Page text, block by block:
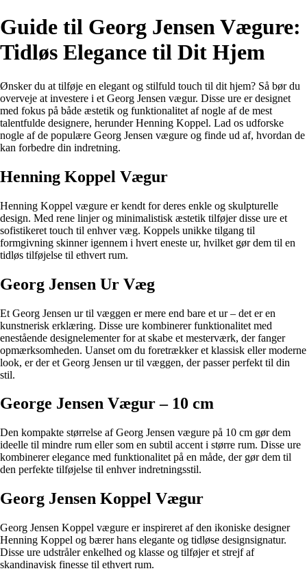
Guide til Georg Jensen Vægure:
Tidløs Elegance til Dit Hjem
Ønsker du at tilføje en elegant og stilfuld touch til dit hjem? Så bør du
overveje at investere i et Georg Jensen vægur. Disse ure er designet
med fokus på både æstetik og funktionalitet af nogle af de mest
talentfulde designere, herunder Henning Koppel. Lad os udforske
nogle af de populære Georg Jensen vægure og finde ud af, hvordan de
kan forbedre din indretning.
Henning Koppel Vægur
Henning Koppel vægure er kendt for deres enkle og skulpturelle
design. Med rene linjer og minimalistisk æstetik tilføjer disse ure et
sofistikeret touch til enhver væg. Koppels unikke tilgang til
formgivning skinner igennem i hvert eneste ur, hvilket gør dem til en
tidløs tilføjelse til ethvert rum.
Georg Jensen Ur Væg
Et Georg Jensen ur til væggen er mere end bare et ur – det er en
kunstnerisk erklæring. Disse ure kombinerer funktionalitet med
enestående designelementer for at skabe et mesterværk, der fanger
opmærksomheden. Uanset om du foretrækker et klassisk eller moderne
look, er der et Georg Jensen ur til væggen, der passer perfekt til din
stil.
George Jensen Vægur – 10 cm
Den kompakte størrelse af Georg Jensen vægure på 10 cm gør dem
ideelle til mindre rum eller som en subtil accent i større rum. Disse ure
kombinerer elegance med funktionalitet på en måde, der gør dem til
den perfekte tilføjelse til enhver indretningsstil.
Georg Jensen Koppel Vægur
Georg Jensen Koppel vægure er inspireret af den ikoniske designer
Henning Koppel og bærer hans elegante og tidløse designsignatur.
Disse ure udstråler enkelhed og klasse og tilføjer et strejf af
skandinavisk finesse til ethvert rum.